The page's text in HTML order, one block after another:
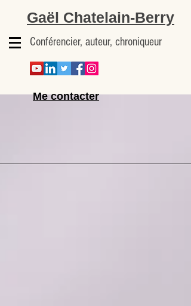
Gaël Chatelain-Berry
Conférencier, auteur, chroniqueur
Me contacter